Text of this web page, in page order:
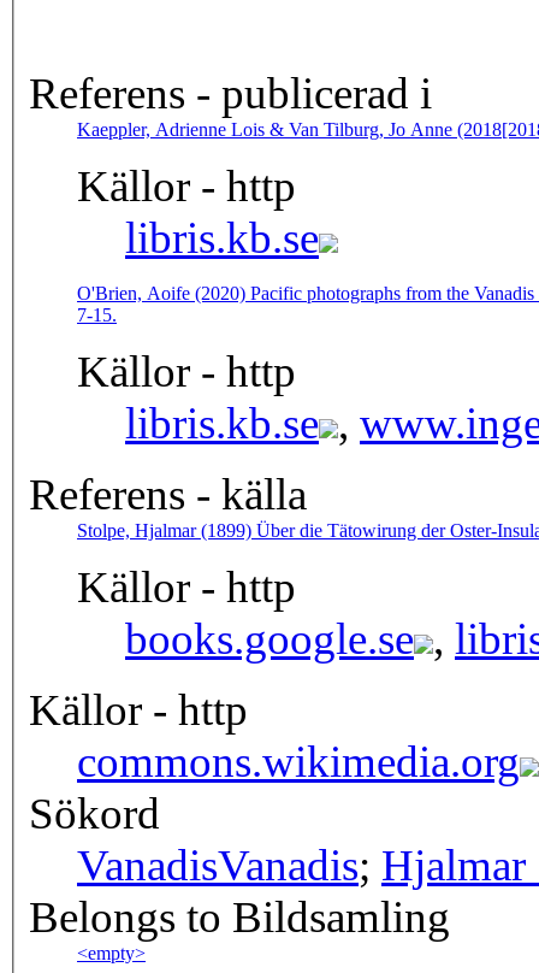
Referens - publicerad i
Kaeppler, Adrienne Lois & Van Tilburg, Jo Anne
Källor - http
libris.kb.se
O'Brien, Aoife (2020) Pacific photographs from the
7-15.
Källor - http
libris.kb.se ,
Referens - källa
Stolpe, Hjalmar (1899) Über die Tätowirung der Oster-
Källor - http
books.google.se ,
Källor - http
commons.wikimedia.org
Sökord
VanadisVanadis; Hjalmar
Belongs to Bildsamling
<empty>